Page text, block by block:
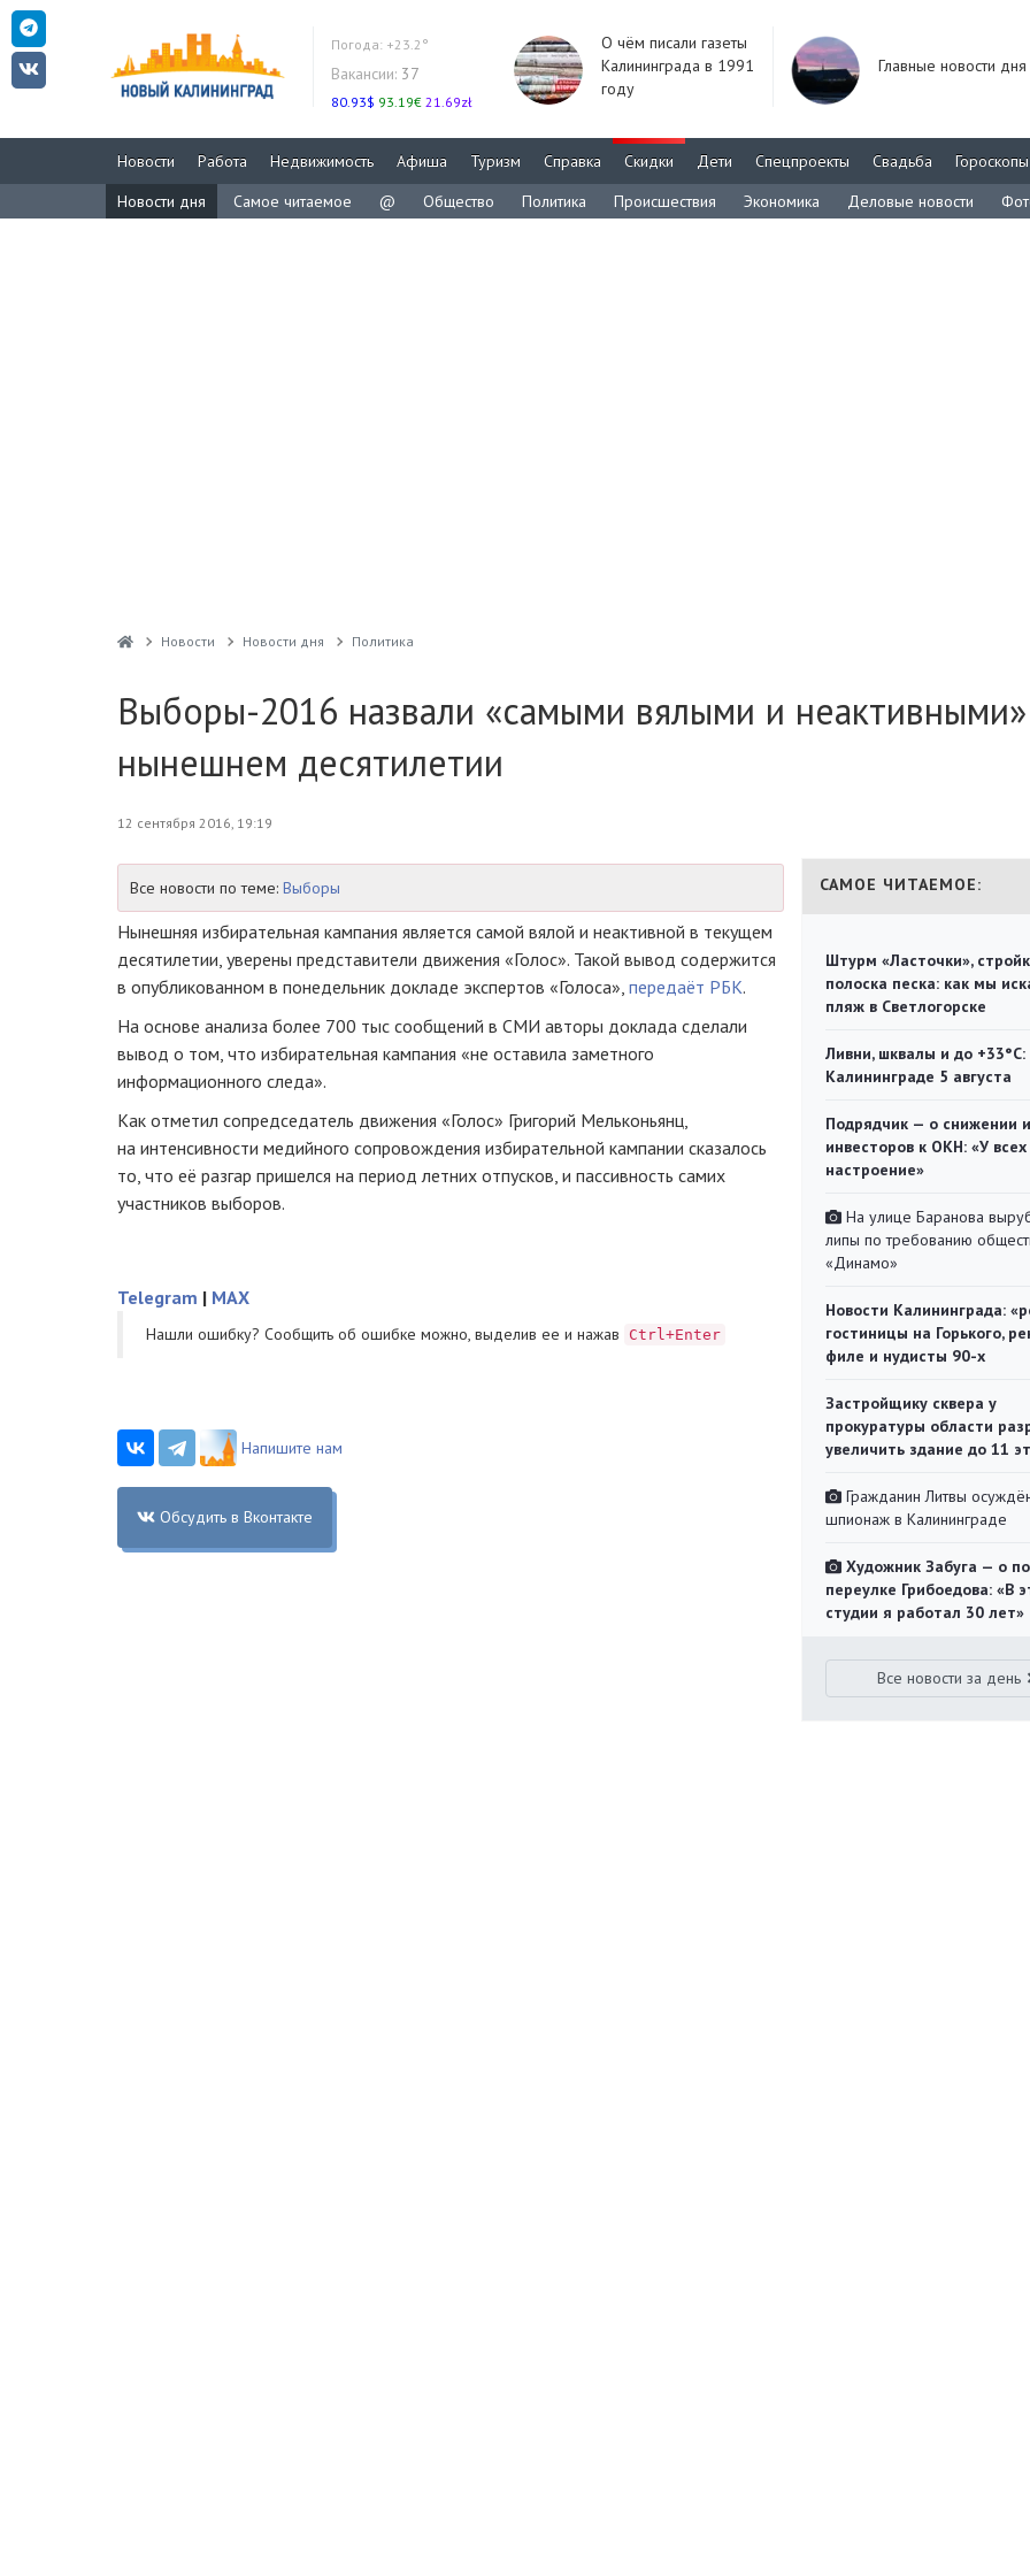
Погода: +23.2°
Вакансии: 37
80.93$ 93.19€ 21.69zł
О чём писали газеты
Калининграда в 1991
году
Главные новости дня
Новости Работа Недвижимость Афиша Туризм Справка Скидки Дети Спецпроекты Свадьба
Гороскопы
Новости дня
Самое читаемое @ Общество Политика Происшествия Экономика Деловые новости
Новости Новости дня Политика
Выборы-2016 назвали «самыми вялыми и
нынешнем десятилетии
12 сентября 2016, 19:19
Все новости по теме: Выборы
Нынешняя избирательная кампания является самой вялой и неактивной в текущем
десятилетии, уверены представители движения «Голос». Такой вывод содержится
в опубликованном в понедельник докладе экспертов «Голоса», передаёт РБК.
На основе анализа более 700 тыс сообщений в СМИ авторы доклада сделали
вывод о том, что избирательная кампания «не оставила заметного
информационного следа».
Как отметил сопредседатель движения «Голос» Григорий Мельконьянц,
на интенсивности медийного сопровождения избирательной кампании сказалось
то, что её разгар пришелся на период летних отпусков, и пассивность самих
участников выборов.
Telegram | MAX
Нашли ошибку? Cообщить об ошибке можно, выделив ее и нажав Ctrl+Enter
Напишите нам
Обсудить в Вконтакте
САМОЕ ЧИТАЕМОЕ:
Штурм «Ласточки»,
полоска песка: как мы
пляж в Светлогорске
Ливни, шквалы и до +33°С:
Калининграде 5 августа
Подрядчик — о снижении
инвесторов к ОКН: «У
настроение»
На улице Баранова
липы по требованию
«Динамо»
Новости Калининграда:
гостиницы на Горького,
филе и нудисты 90-х
Застройщику сквера у
прокуратуры области
увеличить здание до 11
Гражданин Литвы
шпионаж в Калининграде
Художник Забуга — о
переулке Грибоедова: «В
студии я работал 30 лет»
Все новости за день